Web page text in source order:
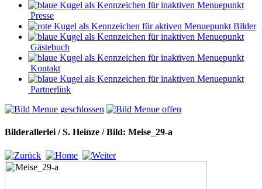
Presse
Bilder
Gästebuch
Kontakt
Partnerlink
Bilderallerlei / S. Heinze / Bild: Meise_29-a